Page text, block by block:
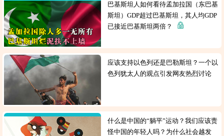
巴基斯坦人如何看待孟加拉国（东巴基
斯坦）GDP超过巴基斯坦，其人均GDP
已接近巴基斯坦两倍？
应该支持以色列还是巴勒斯坦？一个以
色列犹太人的观点引发网友热烈讨论
什么是中国的“躺平”运动？我们应该责
怪中国的年轻人吗？为什么社会越发